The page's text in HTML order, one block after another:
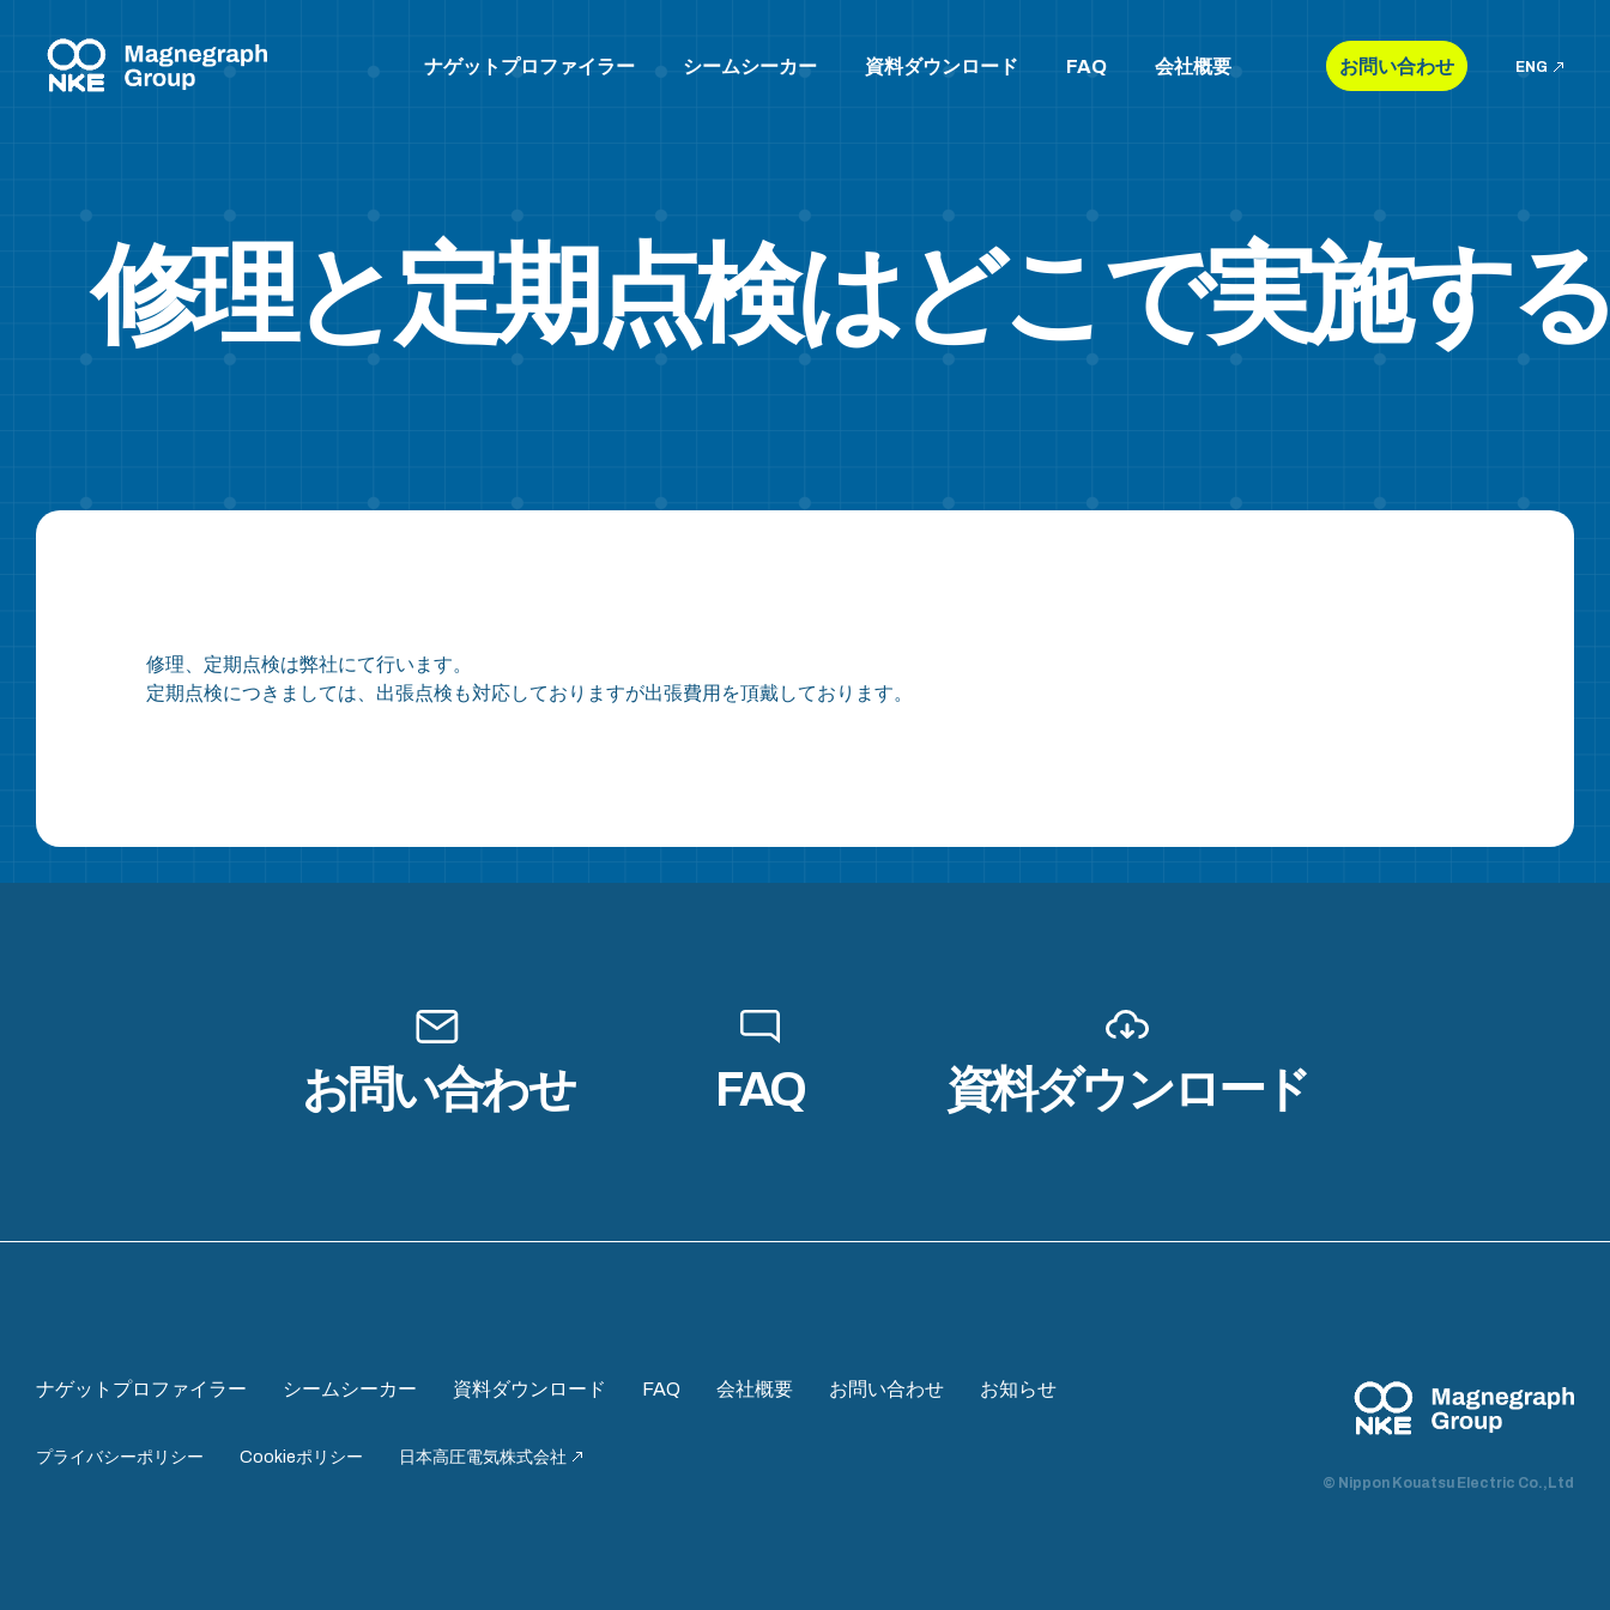
ナゲットプロファイラー シームシーカー 資料ダウンロード FAQ 会社概要 お問い合わせ ENG
修理と定期点検はどこで実施す
修理、定期点検は弊社にて行います。
定期点検につきましては、出張点検も対応しておりますが出張費用を頂戴しております。
お問い合わせ FAQ 資料ダウンロード
ナゲットプロファイラー シームシーカー 資料ダウンロード FAQ 会社概要 お問い合わせ お知らせ
プライバシーポリシー Cookieポリシー 日本高圧電気株式会社
© Nippon Kouatsu Electric Co.,Ltd